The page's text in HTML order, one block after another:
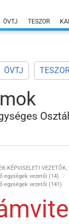
ÖVTJ TESZOR
ÖVTJ
KÉPVISELETI
egységek vezetői (14)
egységek vezetői (141)